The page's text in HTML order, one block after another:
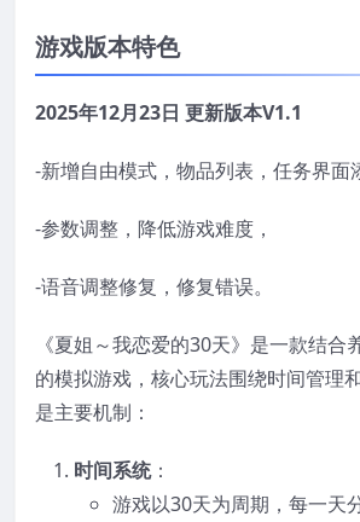
游戏版本特色
2025年12月23日 更新版本V1.1
-新增自由模式，物品列表，任务界面
-参数调整，降低游戏难度，
-语音调整修复，修复错误。
《夏姐～我恋爱的30天》是一款结合
的模拟游戏，核心玩法围绕时间管理
是主要机制：
时间系统：
游戏以30天为周期，每一天